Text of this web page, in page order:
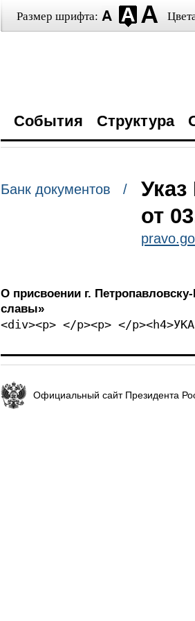
Размер шрифта:
События Структура
Банк документов /
от
О присвоении г.
славы»
<div><p> </p><p> </
Официальный сайт Президента